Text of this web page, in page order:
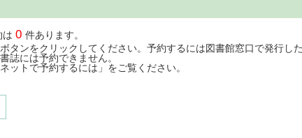
は 0 件あります。
タンをクリックしてください。予約するには図書館窓口で発行し
誌には予約できません。
ットで予約するには」をご覧ください。